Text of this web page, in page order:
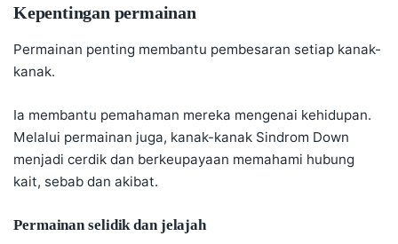
Kepentingan permainan
Permainan penting membantu pembesaran setiap kanak-
kanak.
Ia membantu pemahaman mereka mengenai kehidupan.
Melalui permainan juga, kanak-kanak Sindrom Down
menjadi cerdik dan berkeupayaan memahami hubung
kait, sebab dan akibat.
Permainan selidik dan jelajah